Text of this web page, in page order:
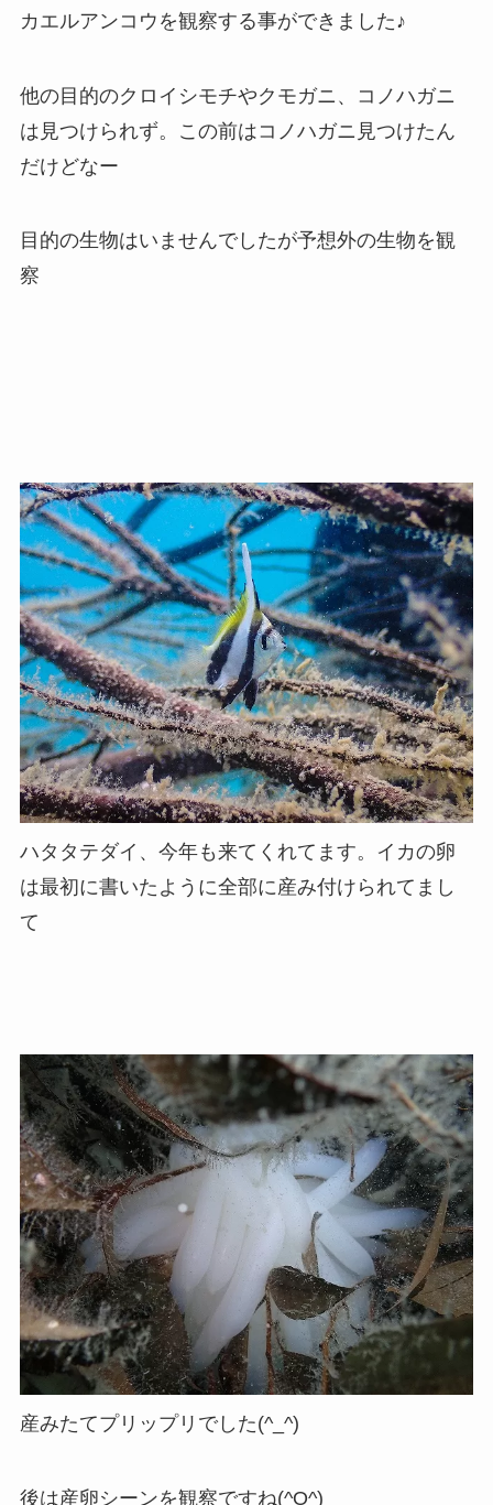
カエルアンコウを観察する事ができました♪
他の目的のクロイシモチやクモガニ、コノハガニ
は見つけられず。この前はコノハガニ見つけたん
だけどなー
目的の生物はいませんでしたが予想外の生物を観
察
ハタタテダイ、今年も来てくれてます。イカの卵
は最初に書いたように全部に産み付けられてまし
て
産みたてプリップリでした(^_^)
後は産卵シーンを観察ですね(^O^)